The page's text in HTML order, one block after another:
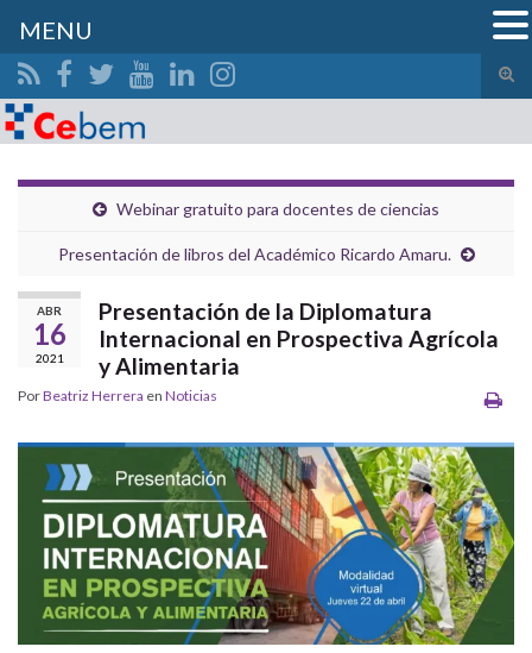
el
Search for:
Webinar gratuito para docentes de ciencias
Presentación de libros del Académico Ricardo Amaru.
ABR
16
2021
Presentación de la Diplomatura
Internacional en Prospectiva Agrícola
y Alimentaria
PorBeatriz Herrera en Noticias
MENU